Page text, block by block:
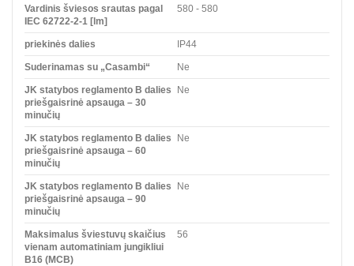
Vardinis šviesos srautas pagal
IEC 62722-2-1 [lm]
580 - 580
priekinės dalies IP44
Suderinamas su „Casambi“ Ne
JK statybos reglamento B dalies
priešgaisrinė apsauga – 30
minučių
Ne
JK statybos reglamento B dalies
priešgaisrinė apsauga – 60
minučių
Ne
JK statybos reglamento B dalies
priešgaisrinė apsauga – 90
minučių
Ne
Maksimalus šviestuvų skaičius
vienam automatiniam jungikliui
B16 (MCB)
56